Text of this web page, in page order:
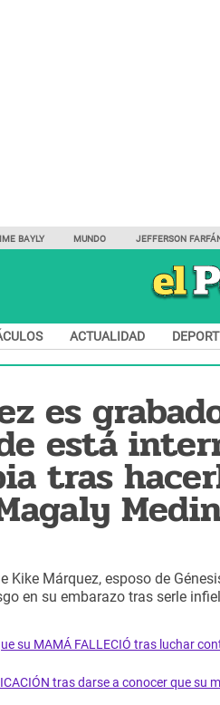
BAYLY MUNDO JEFFERSON
ACTUALIDAD
es
está
tras
Kike Márquez, esposo de
en su embarazo tras serle
su MAMÁ FALLECIÓ tras luchar
tras darse a conocer que su